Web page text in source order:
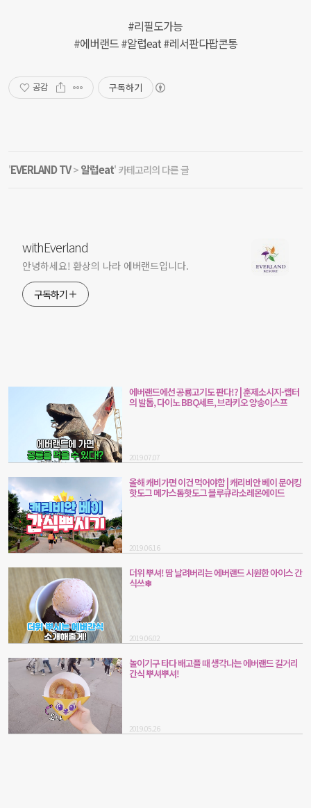
#리필도가능
#에버랜드 #알럽eat #레서판다팝콘통
공감 구독하기
'EVERLAND TV> 알럽eat' 카테고리의 다른 글
withEverland
안녕하세요! 환상의 나라 에버랜드입니다.
구독하기
에버랜드에선 공룡고기도 판다!? | 훈제소시지-랩터
의 발톱, 다이노 BBQ세트, 브라키오 양송이스프
2019.07.07
올해 캐비가면 이건 먹어야함 | 캐리비안 베이 문어킹
핫도그 메가스톰핫도그 블루큐라소레몬에이드
2019.06.16
더위 뿌셔! 땀 날려버리는 에버랜드 시원한 아이스 간
식쓰❄
2019.06.02
놀이기구 타다 배고플 때 생각나는 에버랜드 길거리
간식 뿌셔뿌셔!
2019.05.26